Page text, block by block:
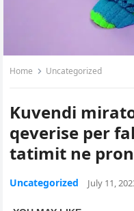
Home Uncategorized
Kuvendi
qeverise per
tatimit ne
Uncategorized July 11,